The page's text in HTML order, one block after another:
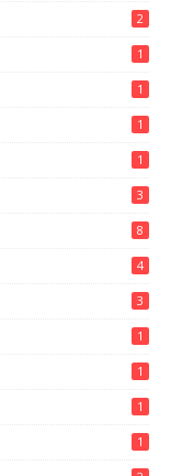
2
1
1
1
1
3
8
4
3
1
1
1
1